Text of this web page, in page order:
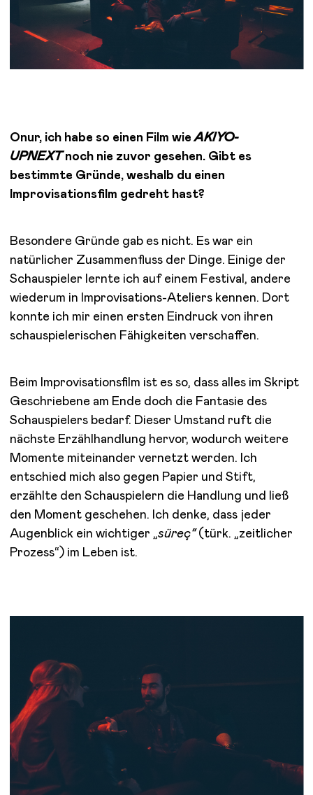
Onur, ich habe so einen Film wieAKIYO-
UPNEXTnoch nie zuvor gesehen. Gibt es
bestimmte Gründe, weshalb du einen
Improvisationsfilm gedreht hast?
Besondere Gründe gab es nicht. Es war ein
natürlicher Zusammenfluss der Dinge. Einige der
Schauspieler lernte ich auf einem Festival, andere
wiederum in Improvisations-Ateliers kennen. Dort
konnte ich mir einen ersten Eindruck von ihren
schauspielerischen Fähigkeiten verschaffen.
Beim Improvisationsfilm ist es so, dass alles im Skript
Geschriebene am Ende doch die Fantasie des
Schauspielers bedarf. Dieser Umstand ruft die
nächste Erzählhandlung hervor, wodurch weitere
Momente miteinander vernetzt werden. Ich
entschied mich also gegen Papier und Stift,
erzählte den Schauspielern die Handlung und ließ
den Moment geschehen. Ich denke, dass jeder
Augenblick ein wichtiger „süreç“(türk. „zeitlicher
Prozess“) im Leben ist.